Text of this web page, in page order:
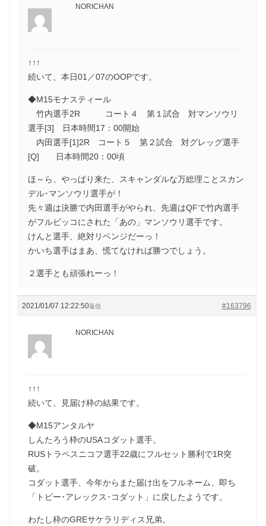
NORICHAN
↑↑↑
続いて、本日01／07のOOPです。
◆M15モナスティール
竹内選手2R コート４ 第１試合 対マンソウリ
選手[3] 日本時間17：00開始
内田選手[1]2R コート５ 第２試合 対グレッグ選手
[Q] 日本時間20：00頃
ほ～ら、やっぱり来た、スキャンダルな万総理ことスカン
デル･マンソウリ選手が！
先々週は決勝で内田選手がやられ、先週はQFで竹内選手
がフルビッコにされた「あの」マンソウリ選手です。
けんと選手、絶対リベンジだーっ！
かいち選手はまあ、慌てなければ勝つでしょう。
２選手とも頑張れーっ！
2021/01/07 12:22:50 #163796
返信
NORICHAN
↑↑↑
続いて、見届け枠の結果です。
◆M15アンタルヤ
しんたろう枠のUSAコダット選手。
RUSトラペスニコフ選手22歳にフルセット勝利で1R突
破。
コダット選手、今年からまた届け出をフルネーム、即ち
「トビー･アレックス･コダット」に戻したようです。
わたし枠のGREサケラリディス兄弟。